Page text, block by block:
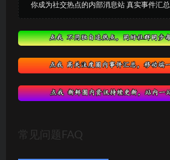
你成为社交热点的内部消息站 真实事件汇总
常见问题FAQ